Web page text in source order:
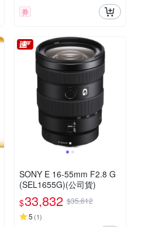
券
SONY E 16-55mm F2.8 G
(SEL1655G)(公司貨)
$33,832 $35,612
5 (1)